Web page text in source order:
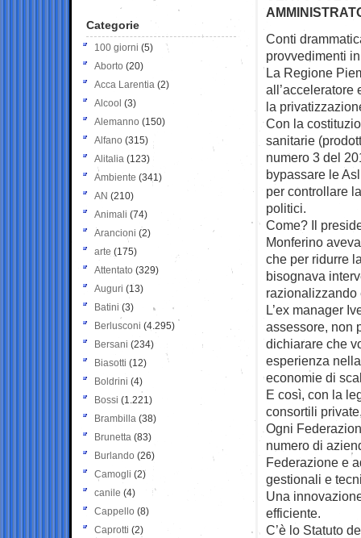
Conti
provvedimenti
La Regione
all’acceleratore
la
Con la
sanitarie
numero 3 del
bypassare le
per controllare
politici.
Come? Il
Monferino
che per ridurre
bisognava
razionalizzando
L’ex manager
assessore, non
dichiarare che
esperienza
economie di
E così, con la
consortili
Ogni
numero di
Federazione e
gestionali e
Una
efficiente.
C’è lo Statuto
Categorie
100 giorni (5)
Aborto (20)
Acca Larentia (2)
Alcool (3)
Alemanno (150)
Alfano (315)
Alitalia (123)
Ambiente (341)
AN (210)
Animali (74)
Arancioni (2)
arte (175)
Attentato (329)
Auguri (13)
Batini (3)
Berlusconi (4.295)
Bersani (234)
Biasotti (12)
Boldrini (4)
Bossi (1.221)
Brambilla (38)
Brunetta (83)
Burlando (26)
Camogli (2)
canile (4)
Cappello (8)
Caprotti (2)